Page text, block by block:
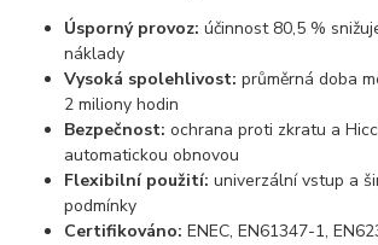
Úsporný provoz: účinnost 80,5 %
náklady
Vysoká spolehlivost: průměrná doba
2 miliony hodin
Bezpečnost: ochrana proti zkratu a
automatickou obnovou
Flexibilní použití: univerzální vstup a
podmínky
Certifikováno: ENEC, EN61347-1,